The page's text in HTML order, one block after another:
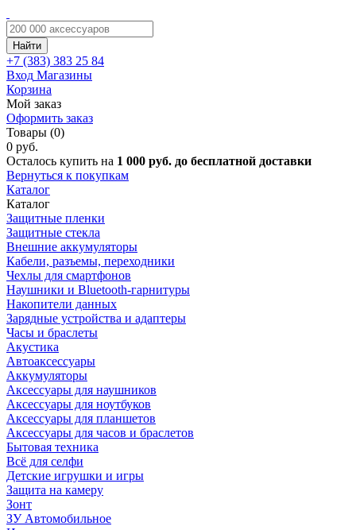
Найти
+7 (383) 383 25 84
Вход Магазины
Корзина
Мой заказ
Оформить заказ
Товары (0)
0 руб.
Осталось купить на 1 000 руб. до бесплатной доставки
Вернуться к покупкам
Каталог
Каталог
Защитные пленки
Защитные стекла
Внешние аккумуляторы
Кабели, разъемы, переходники
Чехлы для смартфонов
Наушники и Bluetooth-гарнитуры
Накопители данных
Зарядные устройства и адаптеры
Часы и браслеты
Акустика
Автоаксессуары
Аккумуляторы
Аксессуары для наушников
Аксессуары для ноутбуков
Аксессуары для планшетов
Аксессуары для часов и браслетов
Бытовая техника
Всё для селфи
Детские игрушки и игры
Защита на камеру
Зонт
ЗУ Автомобильное